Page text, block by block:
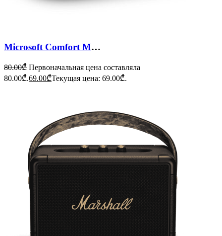
Microsoft Comfort Mouse 4500
80.00₾ Первоначальная цена составляла
80.00₾.69.00₾Текущая цена: 69.00₾.